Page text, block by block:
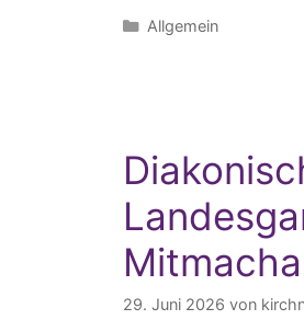
Kategorien
Allgemein
29. Juni 2026 von